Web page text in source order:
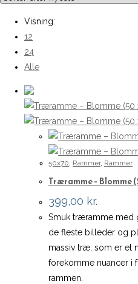
Visning:
12
24
Alle
50x70, Rammer, Rammer
Træramme – Blomme
399,00 kr.
Smuk træramme med
de fleste billeder og
massiv træ, som er et
forekomme nuancer i
rammen.